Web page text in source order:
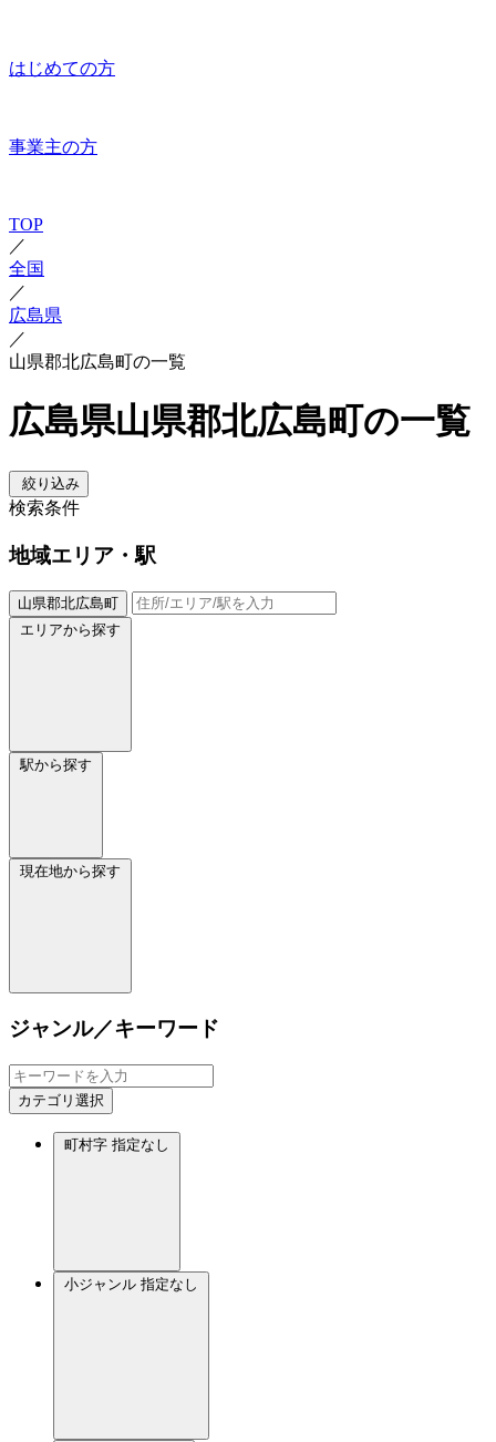
はじめての方
事業主の方
TOP
／
全国
／
広島県
／
山県郡北広島町の一覧
広島県山県郡北広島町の一覧
絞り込み
検索条件
地域エリア・駅
山県郡北広島町
エリアから探す
駅から探す
現在地から探す
ジャンル／キーワード
カテゴリ選択
町村字 指定なし
小ジャンル 指定なし